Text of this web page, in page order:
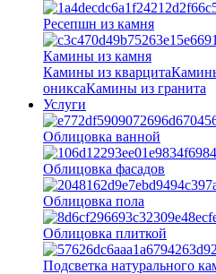
Ресепшн из камня
Камины из камня
Камины из кварцита
ониксаКамины из гранита
Услуги
Облицовка ванной
Облицовка фасадов
Облицовка пола
Облицовка плиткой
Подсветка натурального